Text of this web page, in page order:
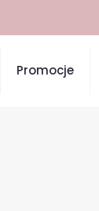
Promocje